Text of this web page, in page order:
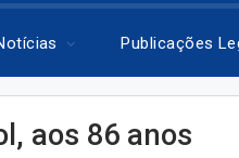
Publicações
aos 86 anos